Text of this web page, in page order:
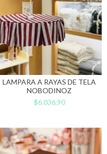
LAMPARA A RAYAS DE TELA
NOBODINOZ
$6.036,90